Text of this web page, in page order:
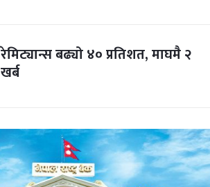
रेमिट्यान्स बढ्यो ४० प्रतिशत, माघमै २
खर्ब